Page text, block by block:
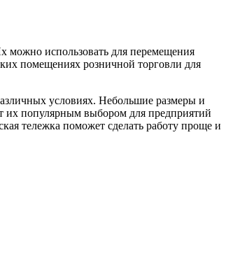
можно использовать для перемещения
помещениях розничной торговли для
условиях. Небольшие размеры и
их популярным выбором для предприятий
тележка поможет сделать работу проще и